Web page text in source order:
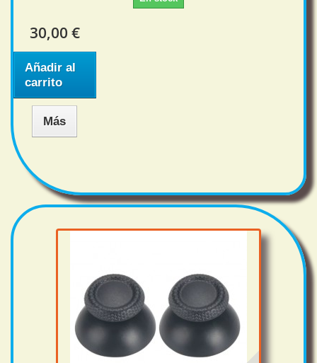
30,00 €
Añadir al
carrito
Más